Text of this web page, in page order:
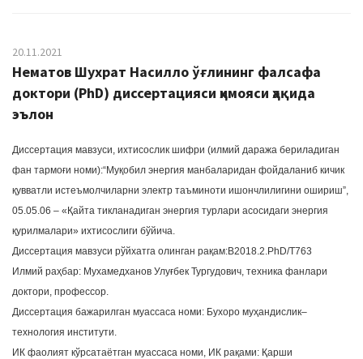
20.11.2021
Нематов Шухрат Насилло ўғлининг фалсафа
доктори (PhD) диссертацияси ҳимояси ҳақида
эълон
Диссертация мавзуси, ихтисослик шифри (илмий даража бериладиган
фан тармоғи номи):“Муқобил энергия манбаларидан фойдаланиб кичик
қувватли истеъмолчиларни электр таъминоти ишончлилигини ошириш”,
05.05.06 – «Қайта тикланадиган энергия турлари асосидаги энергия
қурилмалари» ихтисослиги бўйича.
Диссертация мавзуси рўйхатга олинган рақам:В2018.2.PhD/Т763
Илмий раҳбар: Мухамедханов Улуғбек Тургудович, техника фанлари
доктори, профессор.
Диссертация бажарилган муассаса номи: Бухоро муҳандислик–
технология институти.
ИК фаолият кўрсатаётган муассаса номи, ИК рақами: Қарши